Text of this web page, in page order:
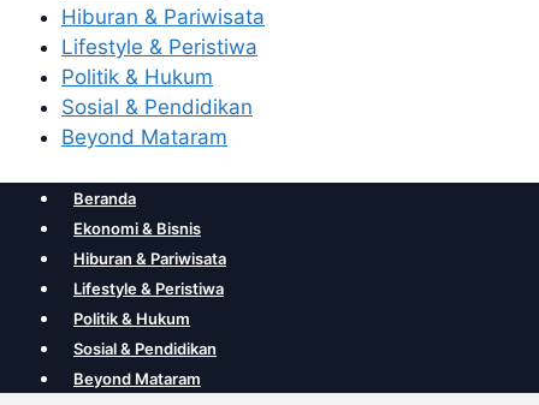
Hiburan & Pariwisata
Lifestyle & Peristiwa
Politik & Hukum
Sosial & Pendidikan
Beyond Mataram
Beranda
Ekonomi & Bisnis
Hiburan & Pariwisata
Lifestyle & Peristiwa
Politik & Hukum
Sosial & Pendidikan
Beyond Mataram